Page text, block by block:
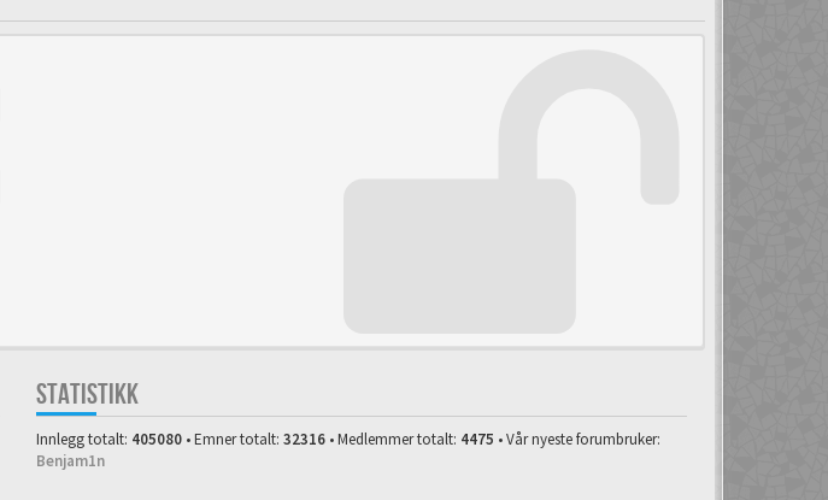
STATISTIKK
Innlegg totalt: 405080 • Emner totalt: 32316 • Medlemmer totalt: 4475 • Vår nyeste forumbruker:
Benjam1n